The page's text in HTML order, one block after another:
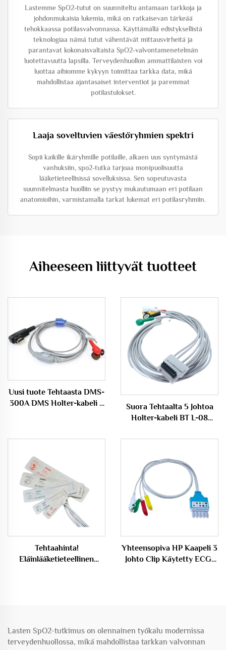
Lastemme SpO2-tutut on suunniteltu antamaan tarkkoja ja
johdonmukaisia lukemia, mikä on ratkaisevan tärkeää
tehokkaassa potilasvalvonnassa. Käyttämällä edistyksellistä
teknologiaa nämä tutut vähentävät mittausvirheitä ja
parantavat kokonaisvaltaista SpO2-valvontamenetelmän
luotettavuutta lapsilla. Terveydenhuollon ammattilaisten voi
luottaa aihiomme kykyyn toimittaa tarkka data, mikä
mahdollistaa ajantasaiset interventiot ja paremmat
potilastulokset.
Laaja soveltuvien väestöryhmien spektri
Sopii kaikille ikäryhmille potilaille, alkaen uus syntymästä
vanhuksiin, spo2-tutka tarjoaa monipuolisuutta
lääketieteellisissä sovelluksissa. Sen sopeutuvasta
suunnitelmasta huolliin se pystyy mukautumaan eri potilaan
anatomioihin, varmistamalla tarkat lukemat eri potilasryhmiin.
Aiheeseen liittyvät tuotteet
Uusi tuote Tehtaasta DMS-
300A DMS Holter-kabeli 3
Suora Tehtaalta 5 Johtoa
Holter-kabeli BT L-08
Tehtaahinta!
Eläinlääketieteellinen
Yhteensopiva HP Kaapeli 3
Johto Clip Käytetty ECG-
Lasten SpO2-tutkimus on olennainen työkalu modernissa
terveydenhuollossa, mikä mahdollistaa tarkkan valvonnan